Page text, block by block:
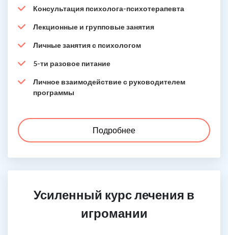
Консультация психолога-психотерапевта
Лекционные и групповые занятия
Личные занятия с психологом
5-ти разовое питание
Личное взаимодействие с руководителем
программы
Подробнее
Усиленный курс лечения в
игромании